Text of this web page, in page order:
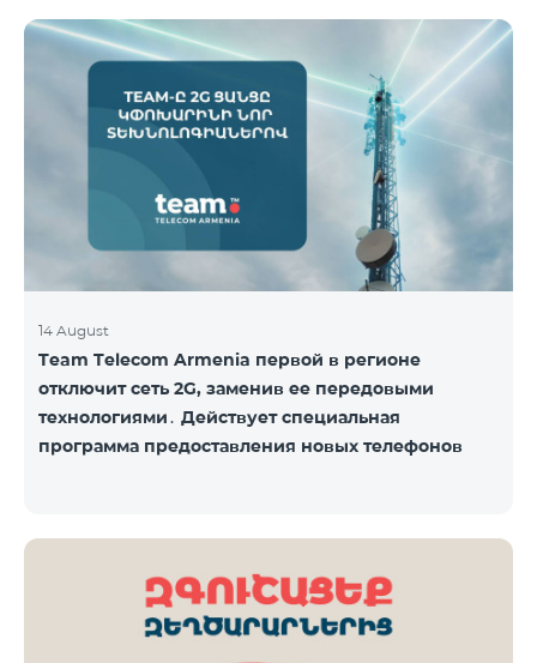
14 August
Team Telecom Armenia первой в регионе
отключит сеть 2G, заменив ее передовыми
технологиями․ Действует специальная
программа предоставления новых телефонов